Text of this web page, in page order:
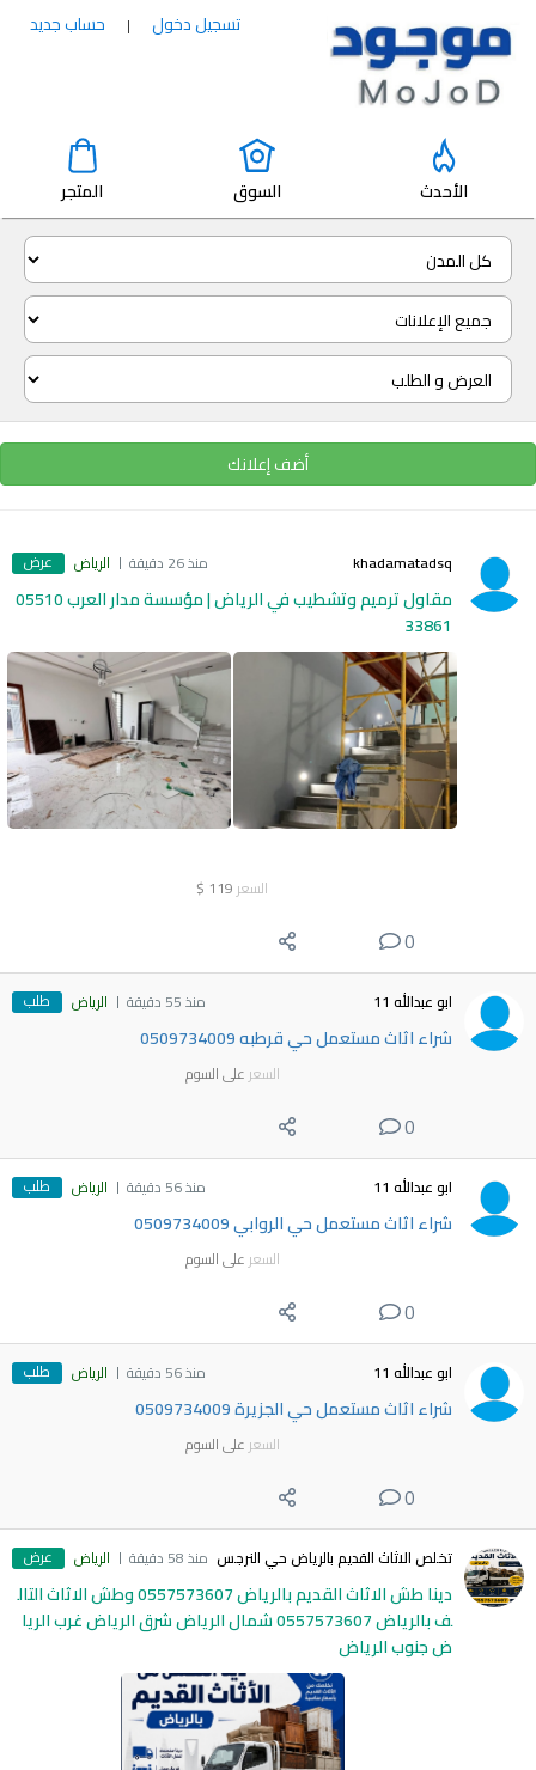
تسجيل دخول | حساب جديد
الأحدث السوق المتجر
أضف إعلانك
khadamatadsq منذ 26 دقيقة الرياض عرض
مقاول ترميم وتشطيب في الرياض | مؤسسة مدار العرب 05510
33861
السعر 119
$
0
ابو عبدالله 11 منذ 55 دقيقة الرياض طلب
شراء اثاث مستعمل حي قرطبه 0509734009
السعر على السوم
0
ابو عبدالله 11 منذ 56 دقيقة الرياض طلب
شراء اثاث مستعمل حي الروابي 0509734009
السعر على السوم
0
ابو عبدالله 11 منذ 56 دقيقة الرياض طلب
شراء اثاث مستعمل حي الجزيرة 0509734009
السعر على السوم
0
تخلص الاثاث القديم بالرياض حي النرجس منذ 58 دقيقة الرياض عرض
دينا طش الاثاث القديم بالرياض 0557573607 وطش الاثاث التال
ف بالرياض 0557573607 شمال الرياض شرق الرياض غرب الريا
ض جنوب الرياض